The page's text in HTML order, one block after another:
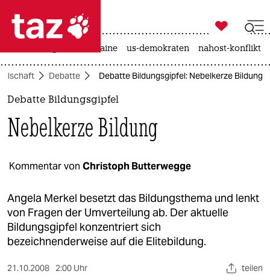
 taz zahl ich
taz zahl ich
politik
öko
gesellschaft
kultur
sport
berlin

taz zahl ich
krieg in der ukraine us-demokraten nahost-konflikt
Debatte Debatte Bildungsgipfel: Nebelkerze Bildung
Debatte Bildungsgipfel
Nebelkerze Bildung
Kommentar von Christoph Butterwegge
Angela Merkel besetzt das Bildungsthema und lenkt
von Fragen der Umverteilung ab. Der aktuelle
Bildungsgipfel konzentriert sich
bezeichnenderweise auf die Elitebildung.
21.10.2008 2:00 Uhr teilen